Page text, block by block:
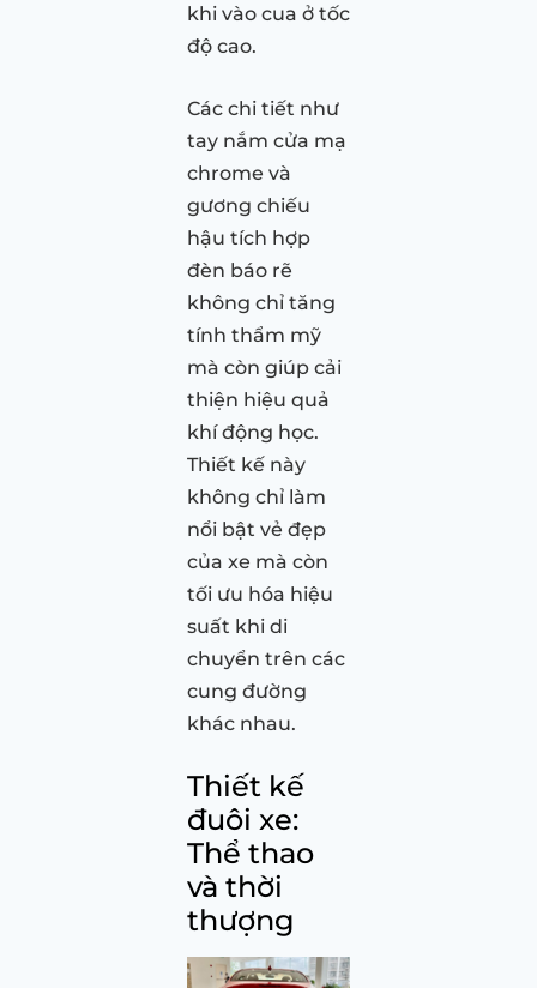
khi vào cua ở tốc
độ cao.
Các chi tiết như
tay nắm cửa mạ
chrome và
gương chiếu
hậu tích hợp
đèn báo rẽ
không chỉ tăng
tính thẩm mỹ
mà còn giúp cải
thiện hiệu quả
khí động học.
Thiết kế này
không chỉ làm
nổi bật vẻ đẹp
của xe mà còn
tối ưu hóa hiệu
suất khi di
chuyển trên các
cung đường
khác nhau.
Thiết kế
đuôi xe:
Thể thao
và thời
thượng